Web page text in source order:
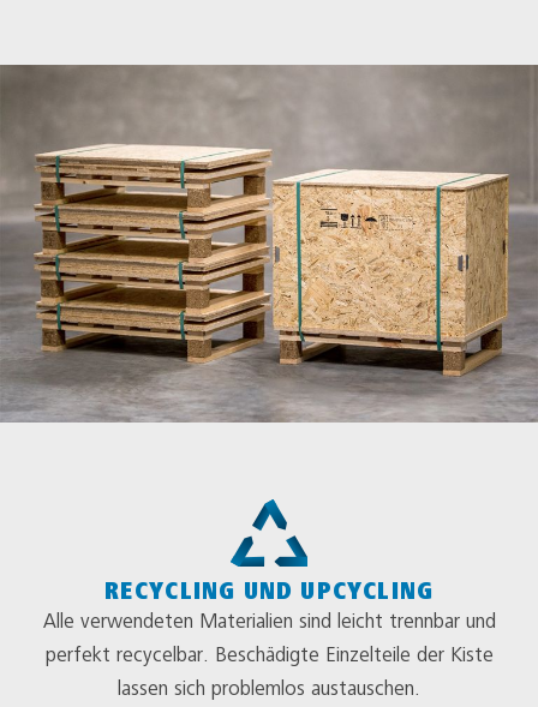
RECYCLING UND UPCYCLING
Alle verwendeten Materialien sind leicht trennbar und
perfekt recycelbar. Beschädigte Einzelteile der Kiste
lassen sich problemlos austauschen.